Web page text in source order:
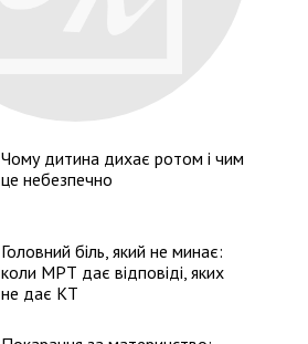
Чому дитина дихає ротом і чим
це небезпечно
Головний біль, який не минає:
коли МРТ дає відповіді, яких
не дає КТ